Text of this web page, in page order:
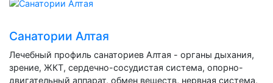
Санатории Алтая
Лечебный профиль санаториев Алтая - органы дыхания,
зрение, ЖКТ, сердечно-сосудистая система, опорно-
двигательный аппарат, обмен веществ, нервная система,